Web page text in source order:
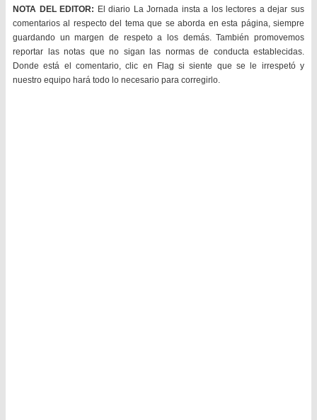
NOTA DEL EDITOR: El diario La Jornada insta a los lectores a dejar sus
comentarios al respecto del tema que se aborda en esta página, siempre
guardando un margen de respeto a los demás. También promovemos
reportar las notas que no sigan las normas de conducta establecidas.
Donde está el comentario, clic en Flag si siente que se le irrespetó y
nuestro equipo hará todo lo necesario para corregirlo.